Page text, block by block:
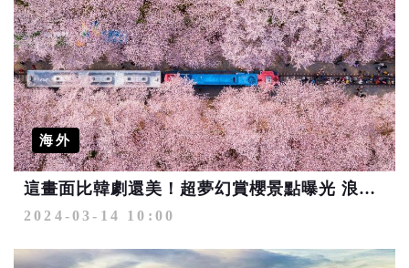
海外
這畫面比韓劇還美！超夢幻賞櫻景點曝光 浪漫花海清單必須蒐藏
2024-03-14 10:00